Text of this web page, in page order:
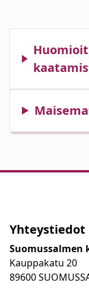
Yhteystiedot
Suomussalmen
Kauppakatu 20
89600